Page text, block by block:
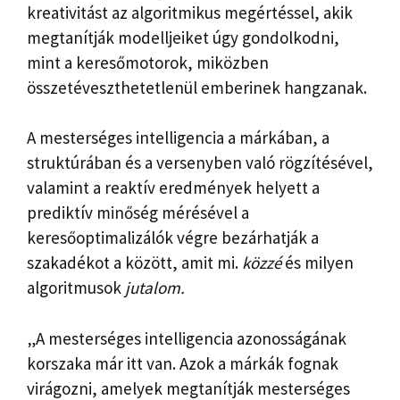
kreativitást az algoritmikus megértéssel, akik
megtanítják modelljeiket úgy gondolkodni,
mint a keresőmotorok, miközben
összetéveszthetetlenül emberinek hangzanak.
A mesterséges intelligencia a márkában, a
struktúrában és a versenyben való rögzítésével,
valamint a reaktív eredmények helyett a
prediktív minőség mérésével a
keresőoptimalizálók végre bezárhatják a
szakadékot a között, amit mi. közzéés milyen
algoritmusok jutalom.
„A mesterséges intelligencia azonosságának
korszaka már itt van. Azok a márkák fognak
virágozni, amelyek megtanítják mesterséges